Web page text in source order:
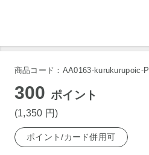
商品コード：AA0163-kurukurupoic-P
300ポイント
(1,350 円)
ポイント/カード併用可